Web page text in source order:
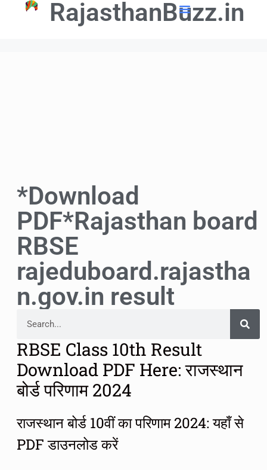
RajasthanBuzz.in
*Download
PDF*Rajasthan board
RBSE
rajeduboard.rajastha
n.gov.in result
RBSE Class 10th Result
Download PDF Here: राजस्थान
बोर्ड परिणाम 2024
राजस्थान बोर्ड 10वीं का परिणाम 2024: यहाँ से
PDF डाउनलोड करें